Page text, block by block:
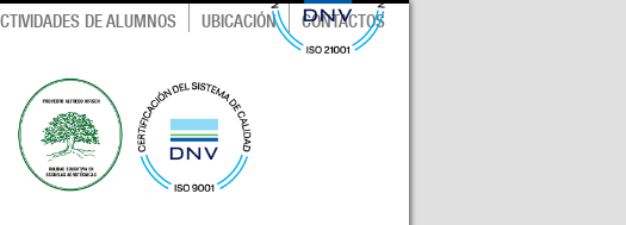
DE ALUMNOS UBICACIÓN CONTACTOS